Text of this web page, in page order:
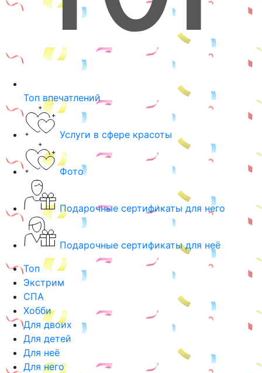
Топ впечатлений
Услуги в сфере красоты
Фото
Подарочные сертификаты для него
Подарочные сертификаты для неё
Топ
Экстрим
СПА
Хобби
Для двоих
Для детей
Для неё
Для него